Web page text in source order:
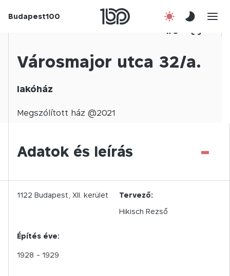
Budapest100
Csatlakozz!
1/ 0
Városmajor utca 32/a.
lakóház
Megszólított ház @2021
Adatok és leírás -
1122 Budapest, XII. kerület
Tervező:
Hikisch Rezső
Építés éve:
1928 - 1929